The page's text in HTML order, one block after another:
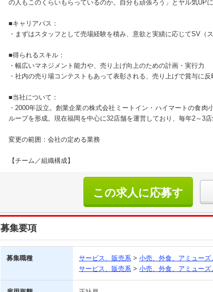
の人もこのくらいもらっているのか。自分も頑張ろう」とヤル気UP
■キャリアパス：
・まずはスタッフとして売場経験を積み、意欲と実績に応じてSV（
■得られるスキル：
・幅広いマネジメント能力や、売り上げ向上のための計画・実行力
・社内の売り場コンテストもあって表彰される、売り上げで賞与に
■当社について：
・2000年設立。創業企業の株式会社ミートイン・ハイマートの食
ループを形成。現在福岡を中心に32店舗を運営しており、毎年2～3店
変更の範囲：会社の定める業務
【チーム／組織構成】
この求人に応募す
る
募集要項
募集職種 サービス、販売系 > 小売、外食、アミューズ
サービス、販売系 > 小売、外食、アミューズ